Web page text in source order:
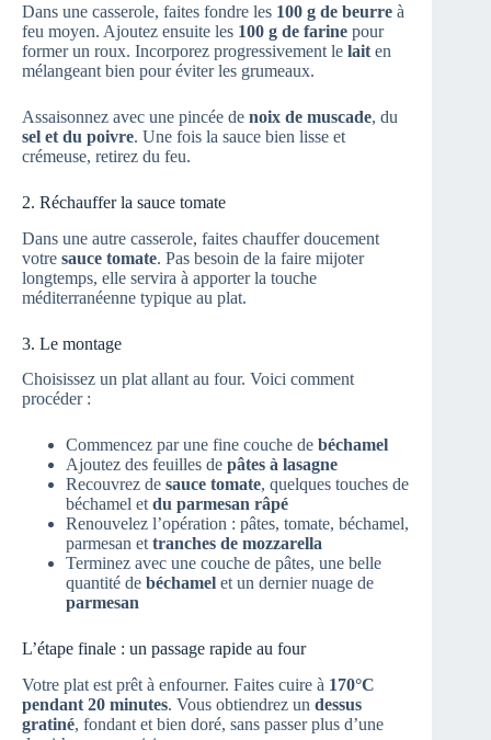
Dans une casserole, faites fondre les 100 g de beurre à
feu moyen. Ajoutez ensuite les 100 g de farine pour
former un roux. Incorporez progressivement le lait en
mélangeant bien pour éviter les grumeaux.
Assaisonnez avec une pincée de noix de muscade, du
sel et du poivre. Une fois la sauce bien lisse et
crémeuse, retirez du feu.
2. Réchauffer la sauce tomate
Dans une autre casserole, faites chauffer doucement
votre sauce tomate. Pas besoin de la faire mijoter
longtemps, elle servira à apporter la touche
méditerranéenne typique au plat.
3. Le montage
Choisissez un plat allant au four. Voici comment
procéder :
Commencez par une fine couche de béchamel
Ajoutez des feuilles de pâtes à lasagne
Recouvrez de sauce tomate, quelques touches de
béchamel et du parmesan râpé
Renouvelez l’opération : pâtes, tomate, béchamel,
parmesan et tranches de mozzarella
Terminez avec une couche de pâtes, une belle
quantité de béchamel et un dernier nuage de
parmesan
L’étape finale : un passage rapide au four
Votre plat est prêt à enfourner. Faites cuire à 170°C
pendant 20 minutes. Vous obtiendrez un dessus
gratiné, fondant et bien doré, sans passer plus d’une